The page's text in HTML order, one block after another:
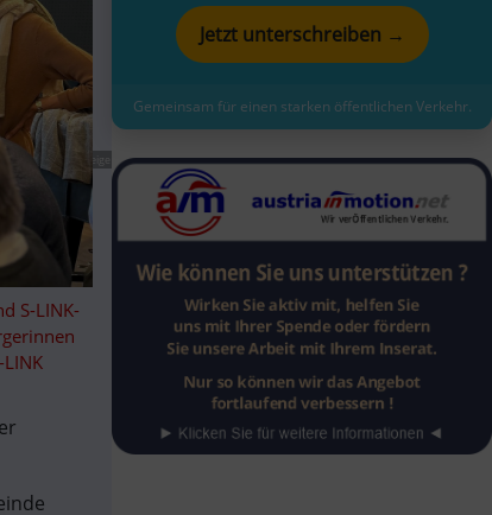
S-LINK-
Jetzt unterschreiben →
Gemeinsam für einen starken öffentlichen Verkehr.
Anzeige